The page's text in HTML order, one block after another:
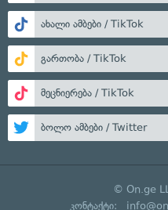
ახალი ამბები / TikTok
გართობა / TikTok
მეცნიერება / TikTok
ბოლო ამბები / Twitter
© On.ge
კონტაქტი: